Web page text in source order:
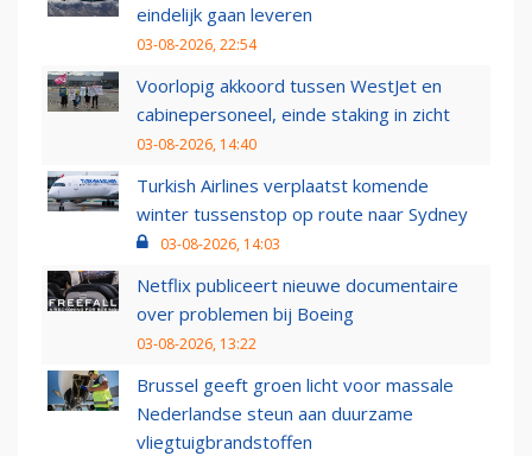
eindelijk gaan leveren
03-08-2026, 22:54
Voorlopig akkoord tussen WestJet en
cabinepersoneel, einde staking in zicht
03-08-2026, 14:40
Turkish Airlines verplaatst komende
winter tussenstop op route naar Sydney
03-08-2026, 14:03
Netflix publiceert nieuwe documentaire
over problemen bij Boeing
03-08-2026, 13:22
Brussel geeft groen licht voor massale
Nederlandse steun aan duurzame
vliegtuigbrandstoffen